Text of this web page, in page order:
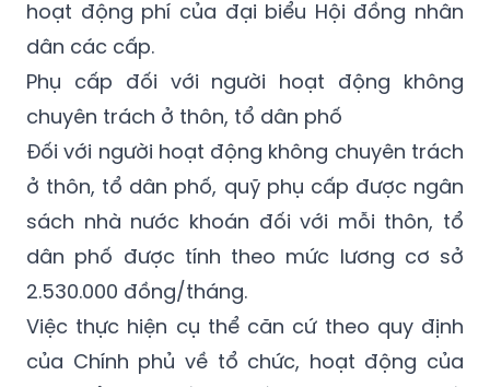
Cụ thể, mức hoạt động phí bằng mức lương
cơ sở 2.530.000 đồng/tháng nhân với hệ số
hoạt động phí của đại biểu Hội đồng nhân
dân các cấp.
Phụ cấp đối với người hoạt động không
chuyên trách ở thôn, tổ dân phố
Đối với người hoạt động không chuyên trách
ở thôn, tổ dân phố, quỹ phụ cấp được ngân
sách nhà nước khoán đối với mỗi thôn, tổ
dân phố được tính theo mức lương cơ sở
2.530.000 đồng/tháng.